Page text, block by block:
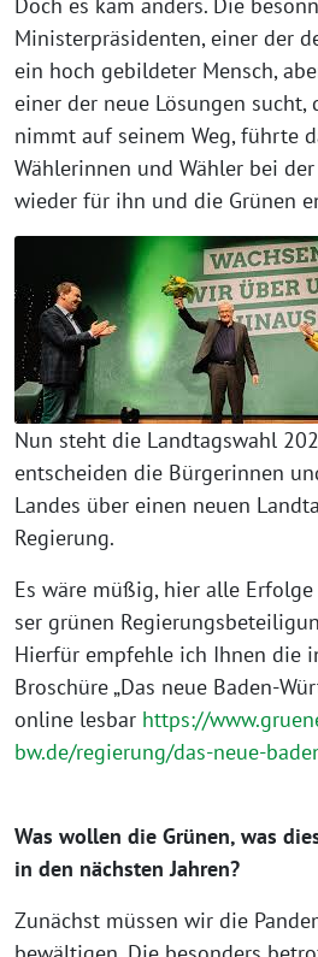
Ministerpräsidenten, einer der
ein hoch gebil­de­ter Mensch,
einer der neue Lösungen
nimmt auf sei­nem Weg, führ­te
Wählerinnen und Wähler bei
wie­der für ihn und die Grünen
Nun steht die Landtagswahl
ent­schei­den die Bürgerinnen
Landes über einen neu­en
Regierung.
Es wäre müßig, hier alle
ser grü­nen
Hierfür emp­feh­le ich Ihnen die
Broschüre „Das neue Baden-
online les­bar https://
bw.de/regierung/das-neue-
Was wol­len die Grünen, was
in den nächs­ten Jahren?
Zunächst müs­sen wir die